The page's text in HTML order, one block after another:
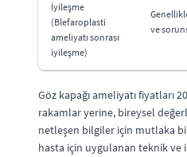
İyileşme
(Blefaroplasti
ameliyatı sonrası
iyileşme)
ve
Göz kapağı ameliyatı fiyatları
rakamlar yerine, bireysel
netleşen bilgiler için mutlaka bir
hasta için uygulanan teknik ve